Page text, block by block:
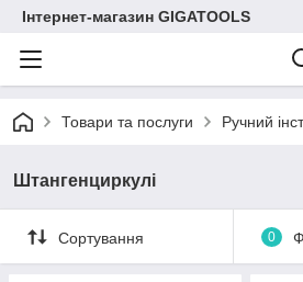
Інтернет-магазин GIGATOOLS
Товари та послуги Ручний
Штангенциркулі
Сортування 0